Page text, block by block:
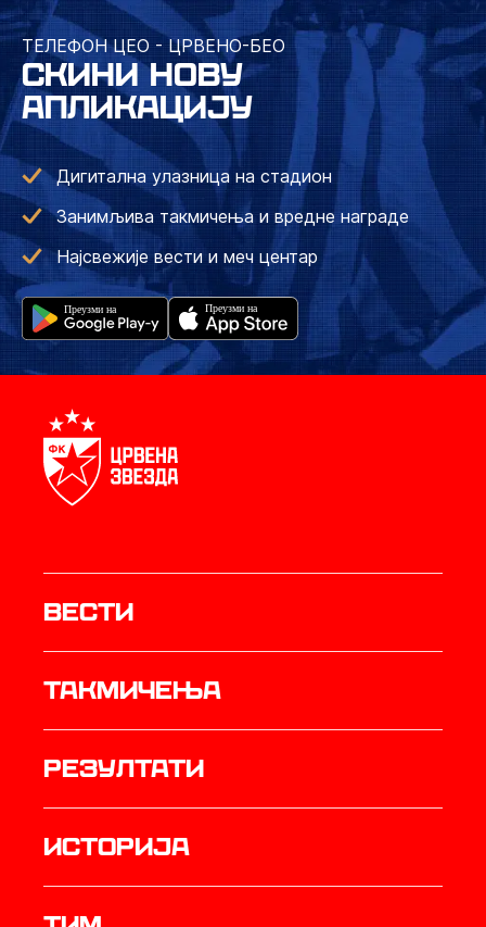
ТЕЛЕФОН ЦЕО - ЦРВЕНО-БЕО
СКИНИ НОВУ
АПЛИКАЦИЈУ
Дигитална улазница на стадион
Занимљива такмичења и вредне награде
Најсвежије вести и меч центар
Вести
Такмичења
резултати
историја